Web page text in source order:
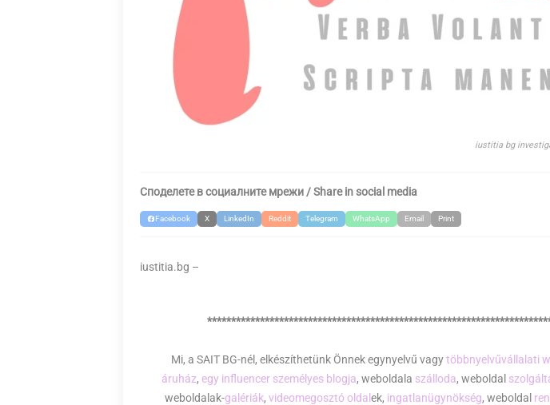
iustitia bg
Споделете в социалните мрежи / Share in social media
Facebook X LinkedIn Reddit Telegram WhatsApp Email Print
iustitia.bg –
Mi, a SAIT BG-nél, elkészíthetünk Önnek egynyelvű vagytöbbnyelvűvállalati
áruház, egy influencer személyes blogja, weboldala szálloda, weboldal
weboldalak-galériák, videomegosztó oldal ek, ingatlanügynökség, weboldal